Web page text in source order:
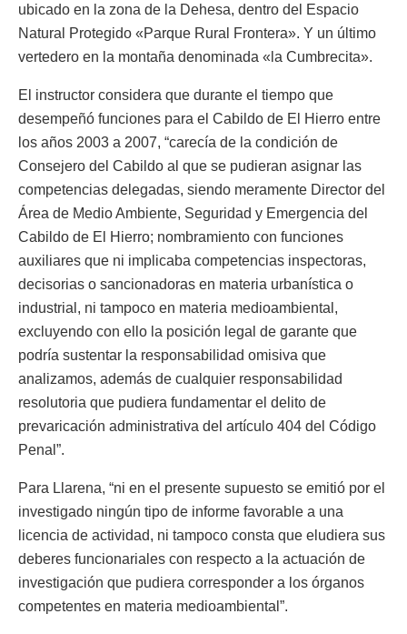
ubicado en la zona de la Dehesa, dentro del Espacio
Natural Protegido «Parque Rural Frontera». Y un último
vertedero en la montaña denominada «la Cumbrecita».
El instructor considera que durante el tiempo que
desempeñó funciones para el Cabildo de El Hierro entre
los años 2003 a 2007, “carecía de la condición de
Consejero del Cabildo al que se pudieran asignar las
competencias delegadas, siendo meramente Director del
Área de Medio Ambiente, Seguridad y Emergencia del
Cabildo de El Hierro; nombramiento con funciones
auxiliares que ni implicaba competencias inspectoras,
decisorias o sancionadoras en materia urbanística o
industrial, ni tampoco en materia medioambiental,
excluyendo con ello la posición legal de garante que
podría sustentar la responsabilidad omisiva que
analizamos, además de cualquier responsabilidad
resolutoria que pudiera fundamentar el delito de
prevaricación administrativa del artículo 404 del Código
Penal”.
Para Llarena, “ni en el presente supuesto se emitió por el
investigado ningún tipo de informe favorable a una
licencia de actividad, ni tampoco consta que eludiera sus
deberes funcionariales con respecto a la actuación de
investigación que pudiera corresponder a los órganos
competentes en materia medioambiental”.